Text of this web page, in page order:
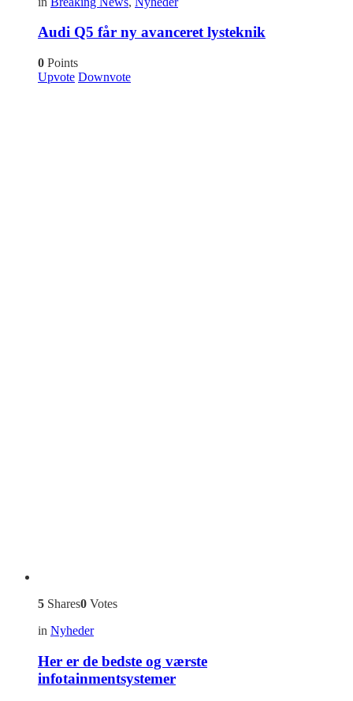
Audi Q5 får ny avanceret lysteknik
0 Points
Upvote Downvote
5 Shares0 Votes
in Nyheder
Her er de bedste og værste
infotainmentsystemer